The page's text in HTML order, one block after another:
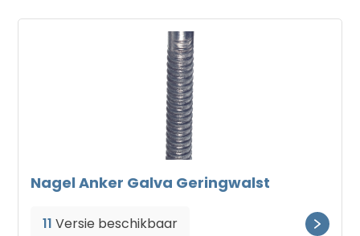
Nagel Anker Galva Geringwalst
11 Versie beschikbaar